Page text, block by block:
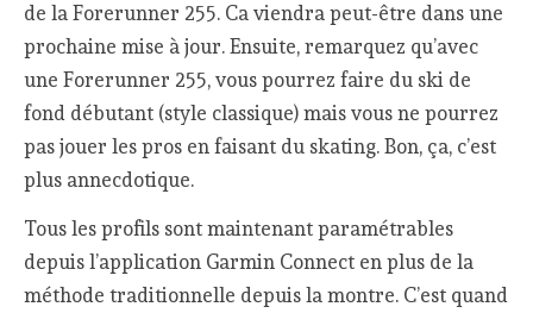
de la Forerunner 255. Ca viendra peut-être dans une
prochaine mise à jour. Ensuite, remarquez qu’avec
une Forerunner 255, vous pourrez faire du ski de
fond débutant (style classique) mais vous ne pourrez
pas jouer les pros en faisant du skating. Bon, ça, c’est
plus annecdotique.
Tous les profils sont maintenant paramétrables
depuis l’application Garmin Connect en plus de la
méthode traditionnelle depuis la montre. C’est quand